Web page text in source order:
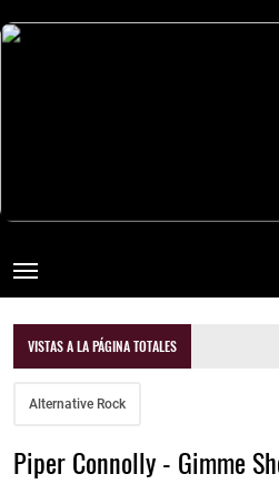
VISTAS A LA PÁGINA TOTALES
Alternative Rock
Piper Connolly - Gimme